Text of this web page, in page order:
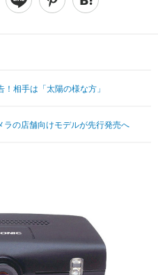
その他
映画・ドラマ
ブログ
その他
相手は「太陽の様な方」
の店舗向けモデルが先行発売へ